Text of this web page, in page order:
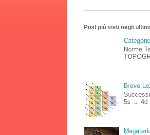
Post più visti negli
Norme
Breve
5s → 4d